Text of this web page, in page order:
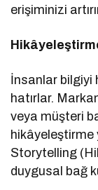
erişiminizi
İnsanlar bilgiyi
hatırlar.
veya müşteri
Storytelling
duygusal bağ